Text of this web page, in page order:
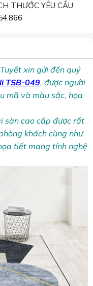
THƯỚC YÊU CẦU
xin gửi đến quý
TSB-049, được người
mã và màu sắc, họa
cao cấp được rất
khách cùng như
tiết mang tính nghệ